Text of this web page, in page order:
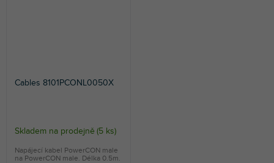
Cables 8101PCONL0050X
Skladem na prodejně (5 ks)
Napájecí kabel PowerCON male
na PowerCON male. Délka 0.5m.